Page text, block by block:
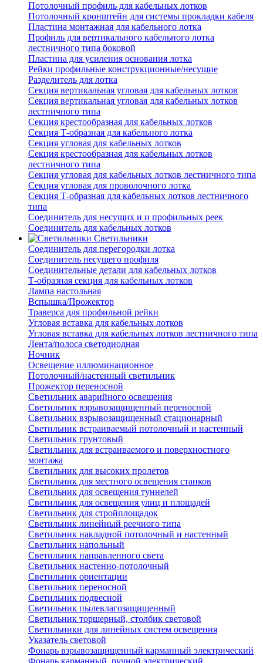
Потолочный профиль для кабельных лотков
Потолочный кронштейн для системы прокладки кабеля
Пластина монтажная для кабельного лотка
Профиль для вертикального кабельного лотка
лестничного типа боковой
Пластина для усиления основания лотка
Рейки профильные конструкционные/несущие
Разделитель для лотка
Секция вертикальная угловая для кабельных лотков
Секция вертикальная угловая для кабельных лотков
лестничного типа
Секция крестообразная для кабельных лотков
Секция Т-образная для кабельного лотка
Секция угловая для кабельных лотков
Секция крестообразная для кабельных лотков
лестничного типа
Секция угловая для кабельных лотков лестничного типа
Секция угловая для проволочного лотка
Секция Т-образная для кабельных лотков лестничного
типа
Соединитель для несущих и и профильных реек
Соединитель для кабельных лотков
Светильники
Соединитель для перегородки лотка
Соединитель несущего профиля
Соединительные детали для кабельных лотков
Т-образная секция для кабельных лотков
Лампа настольная
Вспышка/Прожектор
Траверса для профильной рейки
Угловая вставка для кабельных лотков
Угловая вставка для кабельных лотков лестничного типа
Лента/полоса светодиодная
Ночник
Освещение иллюминационное
Потолочный/настенный светильник
Прожектор переносной
Светильник аварийного освещения
Светильник взрывозащищенный переносной
Светильник взрывозащищенный стационарный
Светильник встраиваемый потолочный и настенный
Светильник грунтовый
Светильник для встраиваемого и поверхностного
монтажа
Светильник для высоких пролетов
Светильник для местного освещения станков
Светильник для освещения туннелей
Светильник для освещения улиц и площадей
Светильник для стройплощадок
Светильник линейный реечного типа
Светильник накладной потолочный и настенный
Светильник напольный
Светильник направленного света
Светильник настенно-потолочный
Светильник ориентации
Светильник переносной
Светильник подвесной
Светильник пылевлагозащищенный
Светильник торшерный, столбик световой
Светильники для линейных систем освещения
Указатель световой
Фонарь взрывозащищенный карманный электрический
Фонарь карманный, ручной электрический